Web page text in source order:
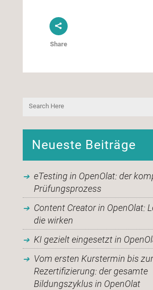
Share
Neueste Beiträge
eTesting in OpenOlat: der
Prüfungsprozess
Content Creator in OpenOlat:
die wirken
KI gezielt eingesetzt in
Vom ersten Kurstermin bis zur
Rezertifizierung: der gesamte
Bildungszyklus in OpenOlat